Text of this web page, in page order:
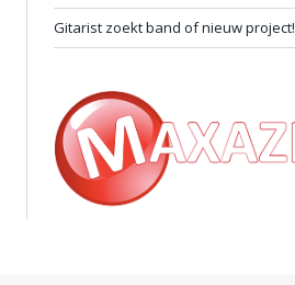
Gitarist zoekt band of nieuw project!